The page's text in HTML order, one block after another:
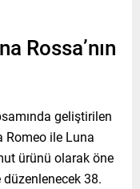
Rossa’nın
geliştirilen
Romeo ile Luna
ürünü olarak öne
düzenlenecek 38.